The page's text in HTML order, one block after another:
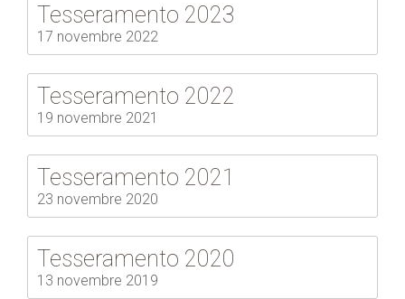
Tesseramento 2023
17 novembre 2022
Tesseramento 2022
19 novembre 2021
Tesseramento 2021
23 novembre 2020
Tesseramento 2020
13 novembre 2019